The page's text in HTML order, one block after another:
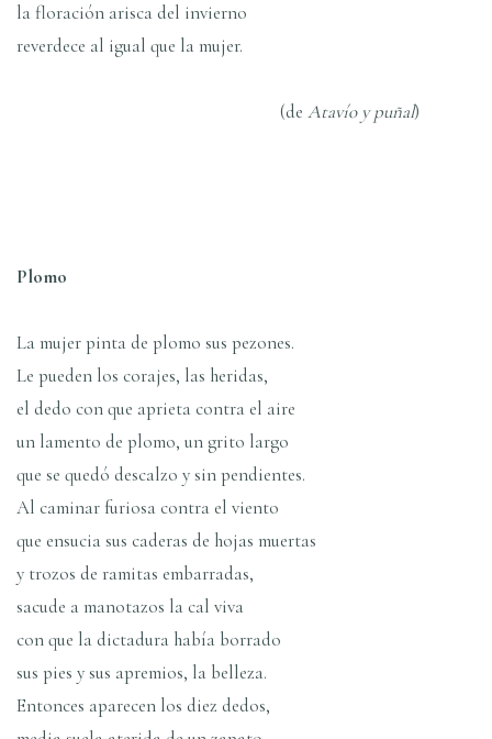
la floración arisca del invierno
reverdece al igual que la mujer.
(de Ataví­o y puñal)
Plomo
La mujer pinta de plomo sus pezones.
Le pueden los corajes, las heridas,
el dedo con que aprieta contra el aire
un lamento de plomo, un grito largo
que se quedó descalzo y sin pendientes.
Al caminar furiosa contra el viento
que ensucia sus caderas de hojas muertas
y trozos de ramitas embarradas,
sacude a manotazos la cal viva
con que la dictadura habí­a borrado
sus pies y sus apremios, la belleza.
Entonces aparecen los diez dedos,